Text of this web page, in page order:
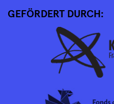
GEFÖRDERT DURCH: